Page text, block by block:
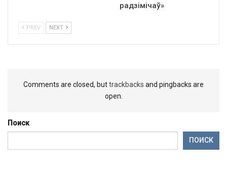
радзімічаў»
PREV NEXT
Comments are closed, buttrackbacks and pingbacks are
open.
Поиск
ПОИСК